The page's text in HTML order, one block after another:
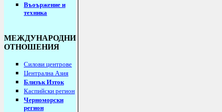
Въоържение и
техника
МЕЖДУНАРОДНИ
ОТНОШЕНИЯ
Силови центрове
Централна Азия
Близък Изток
Каспийски регион
Черноморски
регион